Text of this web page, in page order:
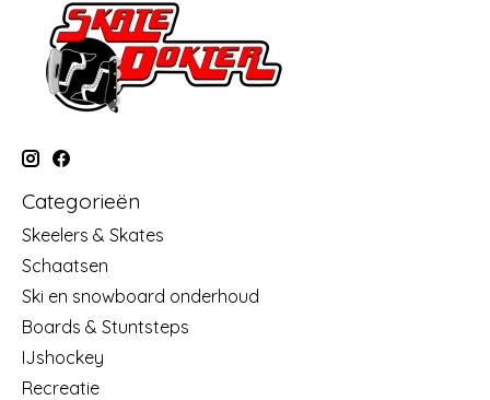
Categorieën
Skeelers & Skates
Schaatsen
Ski en snowboard onderhoud
Boards & Stuntsteps
IJshockey
Recreatie